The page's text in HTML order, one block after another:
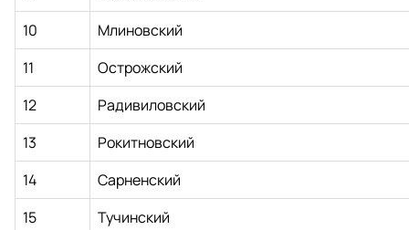
10
Млиновский
11
Острожский
12
Радивиловский
13
Рокитновский
14
Сарненский
15
Тучинский